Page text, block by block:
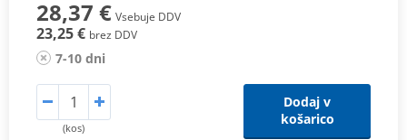
28,37 € Vsebuje DDV
23,25 € brez DDV
7-10 dni
(kos)
Dodaj v
košarico